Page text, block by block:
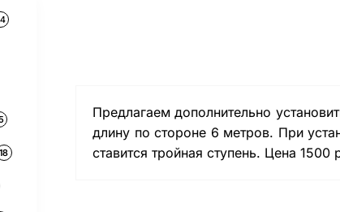
18
Предлагаем дополнительно
длину по стороне 6 метров. При
ставится тройная ступень. Цена 1500